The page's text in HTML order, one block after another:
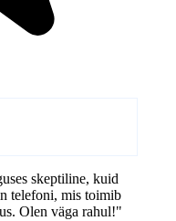
skeptiline, kuid
telefoni, mis toimib
Olen väga rahul!"